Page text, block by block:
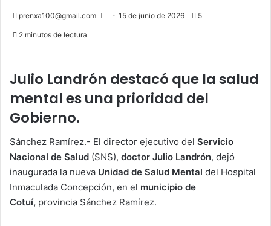
prenxa100@gmail.com
Send15 de junio de 2026 5
2 minutos de lectura
Julio Landrón destacó que la salud
mental es una prioridad del
Gobierno.
Sánchez Ramírez.- El director ejecutivo del Servicio
Nacional de Salud (SNS), doctor Julio Landrón, dejó
inaugurada la nueva Unidad de Salud Mental del Hospital
Inmaculada Concepción, en el municipio de
Cotuí, provincia Sánchez Ramírez.